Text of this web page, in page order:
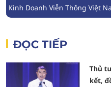
Kinh Doanh Viễn Thông Việt
ĐỌC TIẾP
Thủ
kết,